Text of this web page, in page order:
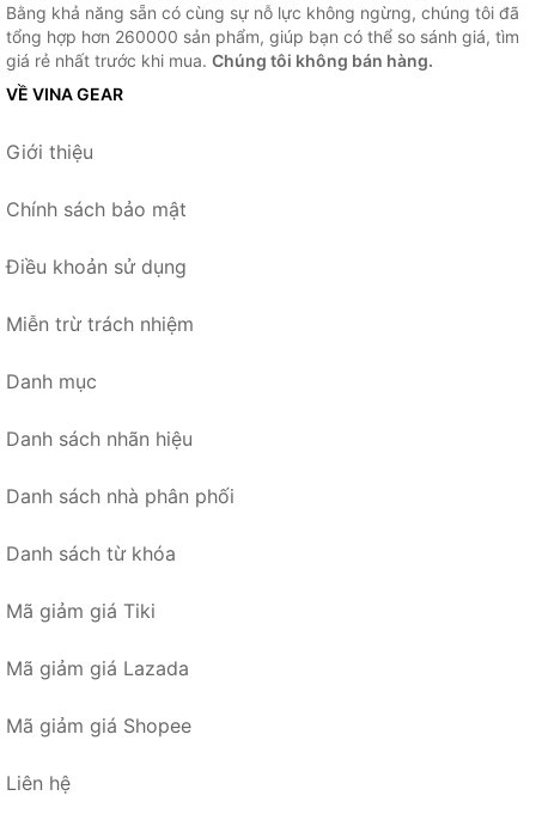
Bằng khả năng sẵn có cùng sự nỗ lực không ngừng, chúng tôi đã
tổng hợp hơn 260000 sản phẩm, giúp bạn có thể so sánh giá, tìm
giá rẻ nhất trước khi mua. Chúng tôi không bán hàng.
VỀ VINA GEAR
Giới thiệu
Chính sách bảo mật
Điều khoản sử dụng
Miễn trừ trách nhiệm
Danh mục
Danh sách nhãn hiệu
Danh sách nhà phân phối
Danh sách từ khóa
Mã giảm giá Tiki
Mã giảm giá Lazada
Mã giảm giá Shopee
Liên hệ